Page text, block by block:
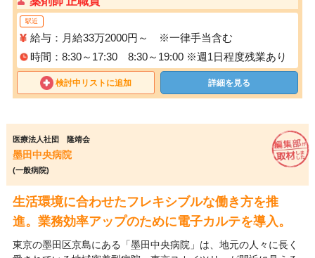
駅近
給与：月給33万2000円～ ※一律手当含む
時間：8:30～17:30 8:30～19:00 ※週1日程度残業あり
検討中リストに追加 詳細を見る
医療法人社団 隆靖会
墨田中央病院
(一般病院)
生活環境に合わせたフレキシブルな働き方を推
進。業務効率アップのために電子カルテを導入。
東京の墨田区京島にある「墨田中央病院」は、地元の人々に長く